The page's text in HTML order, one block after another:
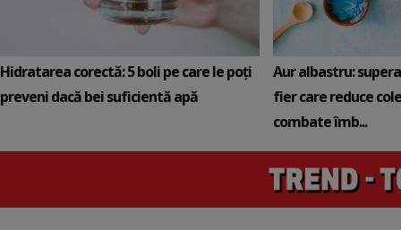
Hidratarea corectă: 5 boli pe care le poți
preveni dacă bei suficientă apă
Aur albastru:
fier care reduce
combate îmb...